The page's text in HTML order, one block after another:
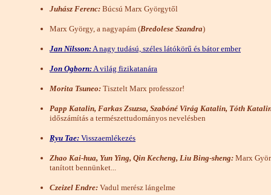
Juhász Ferenc: Búcsú Marx Györgytől
Marx György, a nagyapám (Bredolese Szandra)
Jan Nilsson: A nagy tudású, széles látókörű és bátor ember
Jon Ogborn: A világ fizikatanára
Morita Tsuneo: Tisztelt Marx professzor!
Papp Katalin, Farkas Zsuzsa, Szabóné Virág Katalin, Tóth
időszámítás a természettudományos nevelésben
Ryu Tae: Visszaemlékezés
Zhao Kai-hua, Yun Ying, Qin Kecheng, Liu Bing-sheng: Marx
tanított bennünket...
Czeizel Endre: Vadul merész lángelme